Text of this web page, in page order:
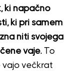
ki napačno
ki pri samem
niti svojega
vaje.To
vajo večkrat